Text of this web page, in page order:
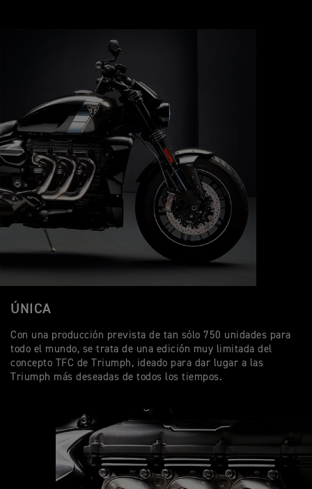
ÚNICA
Con una producción prevista de tan sólo 750 unidades para
todo el mundo, se trata de una edición muy limitada del
concepto TFC de Triumph, ideado para dar lugar a las
Triumph más deseadas de todos los tiempos.